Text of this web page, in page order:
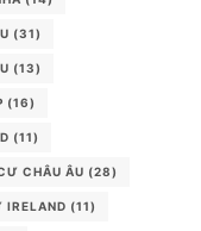
(31)
(13)
(16)
(11)
CHÂU ÂU (28)
IRELAND (11)